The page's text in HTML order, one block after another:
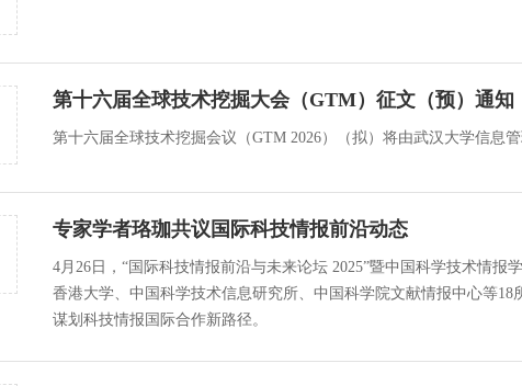
第十六届全球技术挖掘大会（GTM）征文（预）通知
第十六届全球技术挖掘会议（GTM 2026）（拟）将由武汉大学信息
专家学者珞珈共议国际科技情报前沿动态
4月26日，“国际科技情报前沿与未来论坛 2025”暨中国科学技术情报
香港大学、中国科学技术信息研究所、中国科学院文献情报中心等
谋划科技情报国际合作新路径。